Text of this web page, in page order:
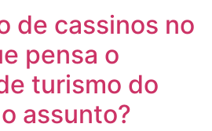
de cassinos no
pensa o
turismo do
assunto?